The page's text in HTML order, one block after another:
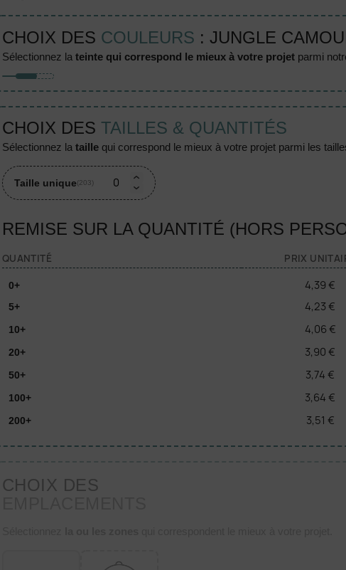
CHOIX DES COULEURS : JUNGLE
sélectionnez la teinte qui correspond le mieux à votre projetparmi
CHOIX DES TAILLES & QUANTITÉS
sélectionnez la taillequi correspond le mieux à votre projet parmi les
Taille unique(203)
REMISE SUR LA QUANTITÉ (HORS
QUANTITÉ PRIX
0+ 4,39 €
5+ 4,23 €
10+ 4,06 €
20+ 3,90 €
50+ 3,74 €
100+ 3,64 €
200+ 3,51 €
CHOIX DES